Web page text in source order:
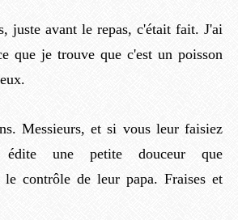
juste avant le repas, c'était fait. J'ai
que je trouve que c'est un poisson
Messieurs, et si vous leur faisiez
une petite douceur que
contrôle de leur papa. Fraises et